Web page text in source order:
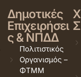
Δημοτικές
Επιχειρήσει
ς & ΝΠΔΔ
Πολιτιστικός
Οργανισμός –
ΦΤΜΜ